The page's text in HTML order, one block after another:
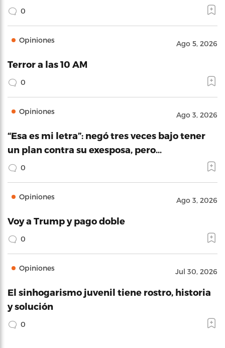
0
Opiniones Ago 5, 2026
Terror a las 10 AM
0
Opiniones Ago 3, 2026
“Esa es mi letra”: negó tres veces bajo tener
un plan contra su exesposa, pero…
0
Opiniones Ago 3, 2026
Voy a Trump y pago doble
0
Opiniones Jul 30, 2026
El sinhogarismo juvenil tiene rostro, historia
y solución
0